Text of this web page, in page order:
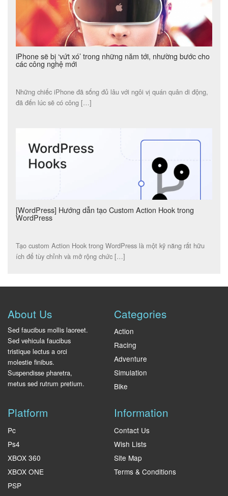
iPhone sẽ bị ‘vứt xó’ trong những năm tới, nhường bước cho
các công nghệ mới
Những chiếc iPhone đã sống đủ lâu với ngôi vị quán quân di động,
đã đến lúc sẽ có công […]
[WordPress] Hướng dẫn tạo Custom Action Hook trong
WordPress
Tạo custom Action Hook trong WordPress là một kỹ năng rất hữu
ích để tùy chỉnh và mở rộng chức […]
About Us
Sed faucibus mollis laoreet.
Sed vehicula faucibus
tristique lectus a orci
molestie finibus.
Suspendisse pharetra,
metus sed rutrum pretium.
Categories
Action
Racing
Adventure
Simulation
Bike
Platform
Pc
Ps4
XBOX 360
XBOX ONE
PSP
Information
Contact Us
Wish Lists
Site Map
Terms & Conditions